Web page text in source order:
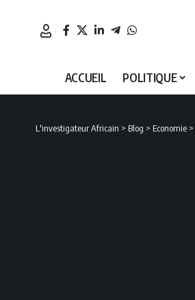
ACCUEIL POLITIQUE
L'investigateur Africain > Blog > Economie >